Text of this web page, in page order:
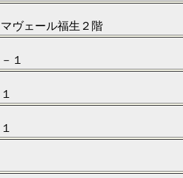
ヴェール福生２階
１